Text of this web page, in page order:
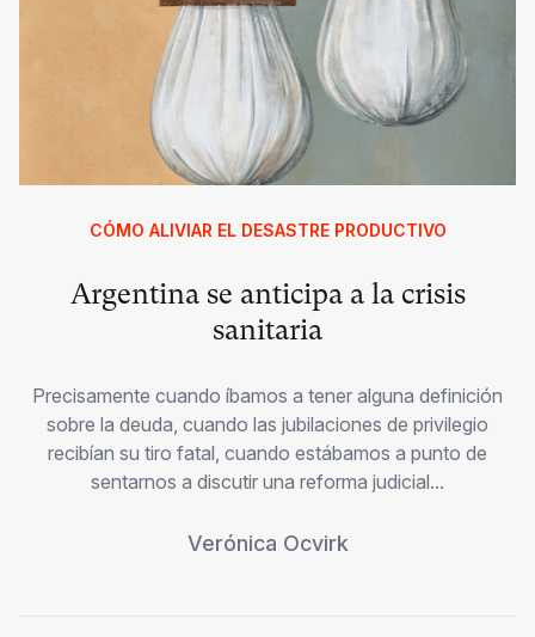
CÓMO ALIVIAR EL DESASTRE PRODUCTIVO
Argentina se anticipa a la crisis
sanitaria
Precisamente cuando íbamos a tener alguna definición
sobre la deuda, cuando las jubilaciones de privilegio
recibían su tiro fatal, cuando estábamos a punto de
sentarnos a discutir una reforma judicial...
Verónica Ocvirk